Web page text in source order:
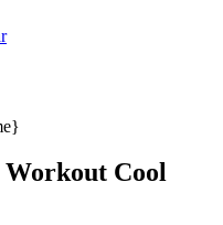
Workout Cool